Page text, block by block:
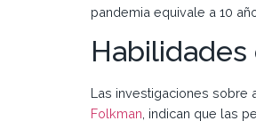
pandemia equivale a 10
Habilidades
Las investigaciones sobre
Folkman , indican que las